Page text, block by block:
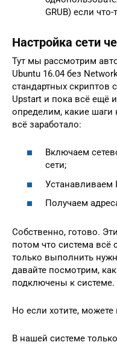
GRUB) если что-
Настройка сети
Тут мы рассмотрим
Ubuntu 16.04 без
стандартных скриптов
Upstart и пока всё ещё
определим, какие шаги
всё заработало:
Включаем
сети;
Устанавливаем
Получаем
Собственно, готово.
потом что система всё
только выполнить
давайте посмотрим,
подключены к
Но если хотите,
В нашей системе